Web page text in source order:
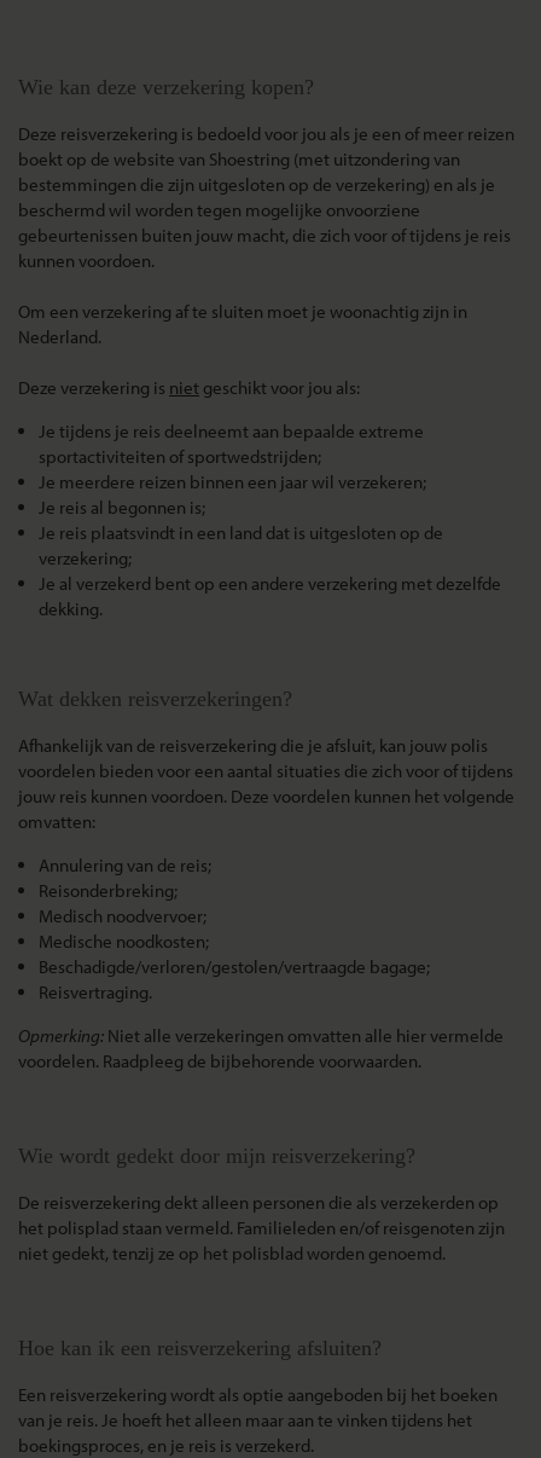
Wie kan deze verzekering kopen?
Deze reisverzekering is bedoeld voor jou als je een of meer reizen
boekt op de website van Shoestring (met uitzondering van
bestemmingen die zijn uitgesloten op de verzekering) en als je
beschermd wil worden tegen mogelijke onvoorziene
gebeurtenissen buiten jouw macht, die zich voor of tijdens je reis
kunnen voordoen.
Om een verzekering af te sluiten moet je woonachtig zijn in
Nederland.
Deze verzekering is niet geschikt voor jou als:
Je tijdens je reis deelneemt aan bepaalde extreme
sportactiviteiten of sportwedstrijden;
Je meerdere reizen binnen een jaar wil verzekeren;
Je reis al begonnen is;
Je reis plaatsvindt in een land dat is uitgesloten op de
verzekering;
Je al verzekerd bent op een andere verzekering met dezelfde
dekking.
Wat dekken reisverzekeringen?
Afhankelijk van de reisverzekering die je afsluit, kan jouw polis
voordelen bieden voor een aantal situaties die zich voor of tijdens
jouw reis kunnen voordoen. Deze voordelen kunnen het volgende
omvatten:
Annulering van de reis;
Reisonderbreking;
Medisch noodvervoer;
Medische noodkosten;
Beschadigde/verloren/gestolen/vertraagde bagage;
Reisvertraging.
Opmerking: Niet alle verzekeringen omvatten alle hier vermelde
voordelen. Raadpleeg de bijbehorende voorwaarden.
Wie wordt gedekt door mijn reisverzekering?
De reisverzekering dekt alleen personen die als verzekerden op
het polisplad staan vermeld. Familieleden en/of reisgenoten zijn
niet gedekt, tenzij ze op het polisblad worden genoemd.
Hoe kan ik een reisverzekering afsluiten?
Een reisverzekering wordt als optie aangeboden bij het boeken
van je reis. Je hoeft het alleen maar aan te vinken tijdens het
boekingsproces, en je reis is verzekerd.